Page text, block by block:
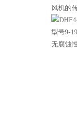
风机的
型号9-
无腐蚀